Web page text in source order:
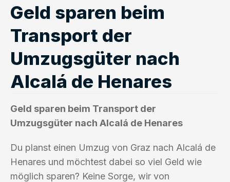
Geld sparen beim
Transport der
Umzugsgüter nach
Alcalá de Henares
Geld sparen beim Transport der
Umzugsgüter nach Alcalá de Henares
Du planst einen Umzug von Graz nach Alcalá de
Henares und möchtest dabei so viel Geld wie
möglich sparen? Keine Sorge, wir von